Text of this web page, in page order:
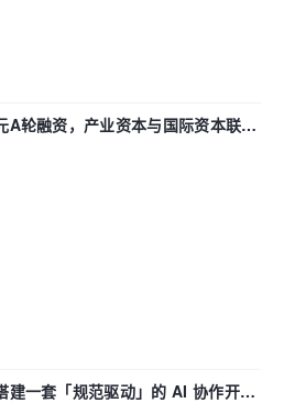
A轮融资，产业资本与国际资本联手
建一套「规范驱动」的 AI 协作开发